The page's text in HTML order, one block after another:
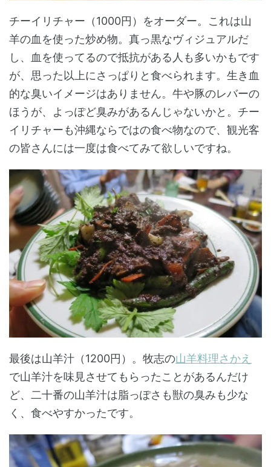
チーイリチャー（1000円）をオーダー。これは山
羊の血を使った炒め物。真っ黒なヴィジュアルだ
し、血を使ってるので抵抗がある人も多いかもです
が、思った以上にさっぱりと食べられます。生き血
的な臭いイメージはありません。牛や豚のレバーの
ほうが、よっぽど臭みがあるんじゃないかと。チー
イリチャーも沖縄ならではの食べ物なので、観光客
の皆さんには一度は食べてみて欲しいですね。
最後は山羊汁（1200円）。牧志の山羊料理さかえ
で山羊汁を味見させてもらったことがあるんだけ
ど、二十番の山羊汁は脂っぽさも獣の臭みも少な
く、食べやすかったです。